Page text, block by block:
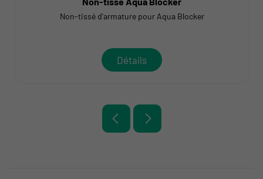
Non-tissé d'armature pour Aqua Blocker
Détails